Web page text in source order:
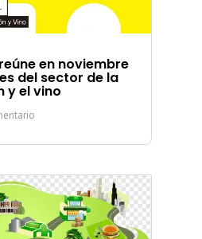
en noviembre
del sector de la
y el vino